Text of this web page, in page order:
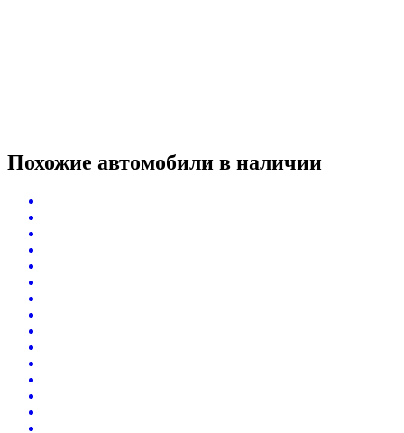
Похожие автомобили в наличии